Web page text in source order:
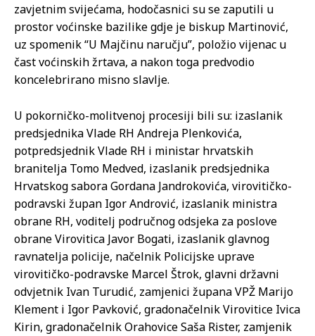
zavjetnim svijećama, hodočasnici su se zaputili u
prostor voćinske bazilike gdje je biskup Martinović,
uz spomenik “U Majčinu naručju”, položio vijenac u
čast voćinskih žrtava, a nakon toga predvodio
koncelebrirano misno slavlje.
U pokorničko-molitvenoj procesiji bili su: izaslanik
predsjednika Vlade RH Andreja Plenkovića,
potpredsjednik Vlade RH i ministar hrvatskih
branitelja Tomo Medved, izaslanik predsjednika
Hrvatskog sabora Gordana Jandrokovića, virovitičko-
podravski župan Igor Andrović, izaslanik ministra
obrane RH, voditelj područnog odsjeka za poslove
obrane Virovitica Javor Bogati, izaslanik glavnog
ravnatelja policije, načelnik Policijske uprave
virovitičko-podravske Marcel Štrok, glavni državni
odvjetnik Ivan Turudić, zamjenici župana VPŽ Marijo
Klement i Igor Pavković, gradonačelnik Virovitice Ivica
Kirin, gradonačelnik Orahovice Saša Rister, zamjenik